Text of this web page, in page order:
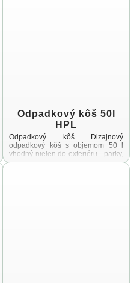
Odpadkový kôš 50l
HPL
Odpadkový kôš Dizajnový
odpadkový kôš s objemom 50 l
vhodný nielen do exteriéru - parky,
ihriská, ale aj do interiéru -